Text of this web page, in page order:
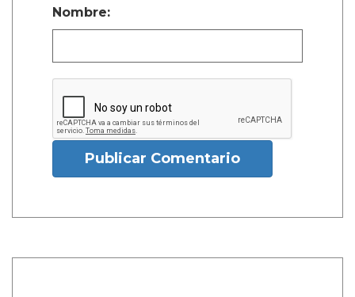
Nombre:
Publicar Comentario